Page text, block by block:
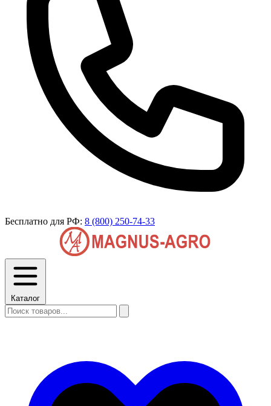
Бесплатно для РФ: 8 (800) 250-74-33
Каталог